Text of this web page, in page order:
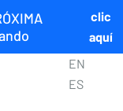
clic
aquí
EN
ES